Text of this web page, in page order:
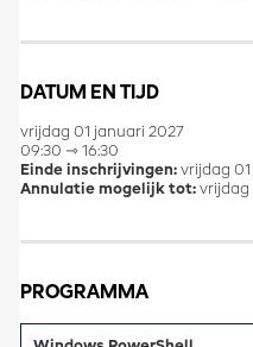
DATUM EN TIJD
vrijdag 01 januari 2027
09:30 ⇾ 16:30
Einde inschrijvingen: vrijdag 01
Annulatie mogelijk tot: vrijdag
PROGRAMMA